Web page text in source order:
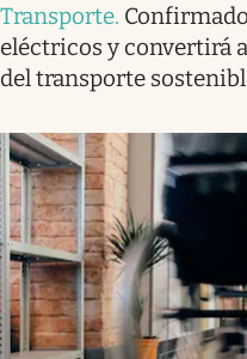
Transporte.
eléctricos y convertirá
del transporte